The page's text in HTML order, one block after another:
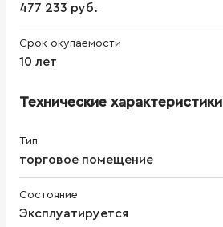
477 233 руб.
Срок окупаемости
10 лет
Технические характеристики
Тип
торговое помещение
Состояние
Эксплуатируется